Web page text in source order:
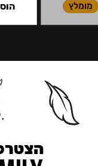
מומלץ